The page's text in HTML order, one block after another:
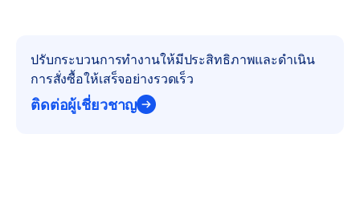
ปรับกระบวนการทำงานให้มีประสิทธิภาพและดำเนิน
การสั่งซื้อให้เสร็จอย่างรวดเร็ว
ติดต่อผู้เชี่ยวชาญ